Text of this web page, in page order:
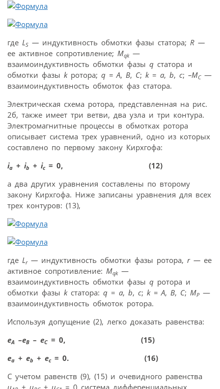
где LS — индуктивность обмотки фазы статора; R —
ее активное сопротивление; Mqk—
взаимоиндуктивность обмотки фазы q статора и
обмотки фазы kротора; q = A, B, C; k = a, b, c; –MC—
взаимоиндуктивность обмоток фаз статора.
Электрическая схема ротора, представленная на рис.
2б, также имеет три ветви, два узла и три контура.
Электромагнитные процессы в обмотках ротора
описывает система трех уравнений, одно из которых
составлено по первому закону Кирхгофа:
ia + ib + ic= 0, (12)
а два других уравнения составлены по второму
закону Кирхгофа. Ниже записаны уравнения для всех
трех контуров: (13),
где Lr— индуктивность обмотки фазы ротора, r — ее
активное сопротивление: Mqk—
взаимоиндуктивность обмотки фазы q ротора и
обмотки фазы kстатора: q = a, b, c; k = A, B, C; MР—
взаимоиндуктивность обмоток ротора.
Используя допущение (2), легко доказать равенства:
eA –eB – eC = 0, (15)
ea + eb + ec= 0. (16)
С учетом равенств (9), (15) и очевидного равенства